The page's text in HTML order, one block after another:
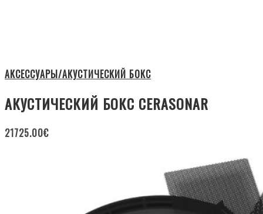
АКСЕССУАРЫ/АКУСТИЧЕСКИЙ БОКС
АКУСТИЧЕСКИЙ БОКС CERASONAR
21725.00€